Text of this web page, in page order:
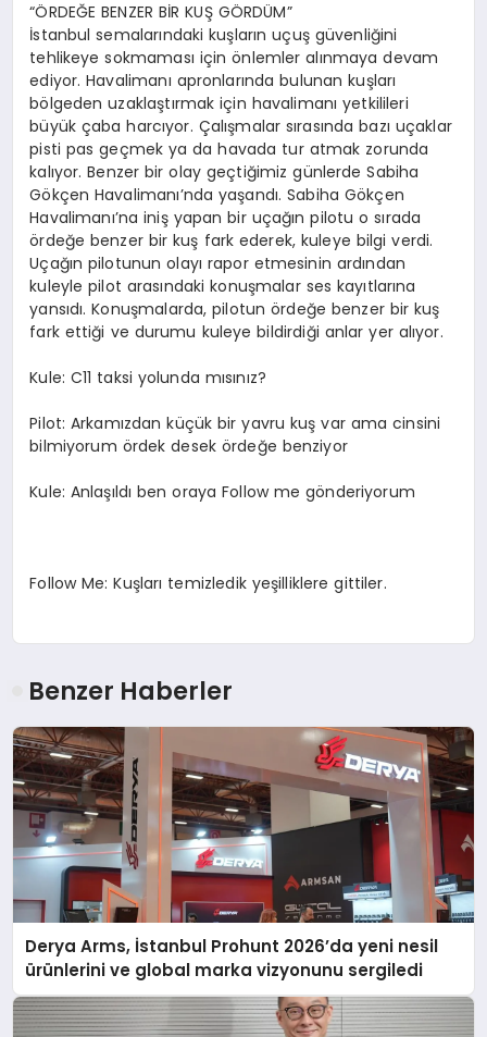
“ÖRDEĞE BENZER BİR KUŞ GÖRDÜM”
İstanbul semalarındaki kuşların uçuş güvenliğini
tehlikeye sokmaması için önlemler alınmaya devam
ediyor. Havalimanı apronlarında bulunan kuşları
bölgeden uzaklaştırmak için havalimanı yetkilileri
büyük çaba harcıyor. Çalışmalar sırasında bazı uçaklar
pisti pas geçmek ya da havada tur atmak zorunda
kalıyor. Benzer bir olay geçtiğimiz günlerde Sabiha
Gökçen Havalimanı’nda yaşandı. Sabiha Gökçen
Havalimanı’na iniş yapan bir uçağın pilotu o sırada
ördeğe benzer bir kuş fark ederek, kuleye bilgi verdi.
Uçağın pilotunun olayı rapor etmesinin ardından
kuleyle pilot arasındaki konuşmalar ses kayıtlarına
yansıdı. Konuşmalarda, pilotun ördeğe benzer bir kuş
fark ettiği ve durumu kuleye bildirdiği anlar yer alıyor.
Kule: C11 taksi yolunda mısınız?
Pilot: Arkamızdan küçük bir yavru kuş var ama cinsini
bilmiyorum ördek desek ördeğe benziyor
Kule: Anlaşıldı ben oraya Follow me gönderiyorum
Follow Me: Kuşları temizledik yeşilliklere gittiler.
Benzer Haberler
Derya Arms, İstanbul Prohunt 2026’da yeni nesil
ürünlerini ve global marka vizyonunu sergiledi